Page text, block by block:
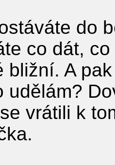
do
co dát,
bližní. A
udělám?
vrátili k